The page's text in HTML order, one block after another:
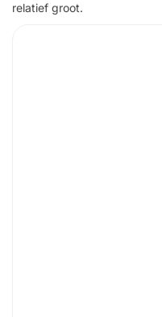
relatief groot.